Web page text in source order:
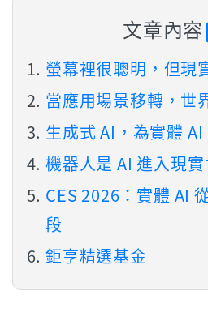
文章內容
螢幕裡很聰明，但現
當應用場景移轉，世
生成式 AI，為實體
機器人是 AI 進入現
CES 2026：實體 AI
段
鉅亨精選基金